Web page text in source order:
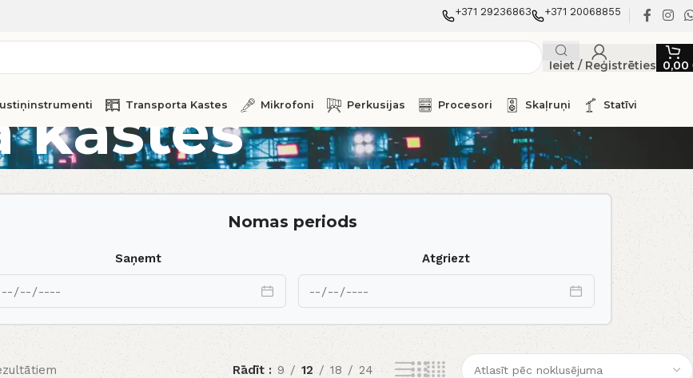
+371 29236863 +371 20068855
Ieiet / Reģistrēties 0,00
Transporta Kastes Mikrofoni Perkusijas Procesori Skaļruņi Statīvi
kastes
Nomas periods
Saņemt Atgriezt
Rādīt 9 12 18 24